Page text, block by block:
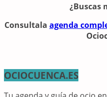
¿Buscas
Consultala agenda
OCIOCUENCA.ES